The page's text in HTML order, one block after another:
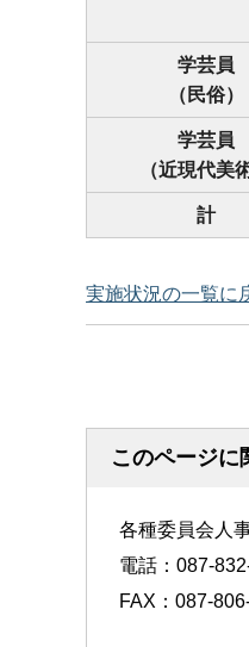
学芸員
（民俗）
学芸員
（近現代美
計
実施状況の一覧に
このページに
各種委員会人
電話：087-
FAX：087-